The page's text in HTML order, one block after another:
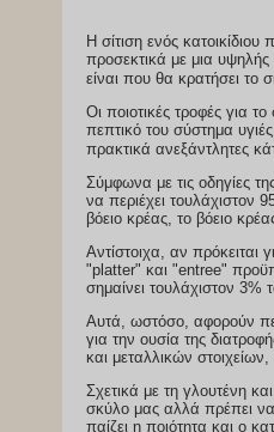
Η σίτιση ενός κατοικίδιου πρέπει να γίνεται με την ίδια προσοχή που δίνουμε στη
προσεκτικά με μια
είναι που θα κρατήσει το
Οι ποιοτικές τροφές για
πεπτικό του σύστημα
Σύμφωνα με τις οδηγίες της
να περιέχει τουλάχιστον
βόειο κρέας, το βόειο
Αντίστοιχα, αν
"platter" και "entree"
σημαίνει τουλάχιστον 3%
Αυτά, ωστόσο, αφορούν
για την ουσία της
και μεταλλικών στοιχείων,
Σχετικά με τη γλουτένη
σκύλο μας αλλά πρέπει να
παίζει η ποιότητα και ο